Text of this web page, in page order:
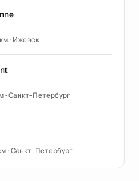
· Ижевск
· Санкт-Петербург
· Санкт-Петербург